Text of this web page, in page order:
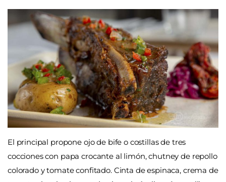
El principal propone ojo de bife o costillas de tres
cocciones con papa crocante al limón, chutney de repollo
colorado y tomate confitado. Cinta de espinaca, crema de